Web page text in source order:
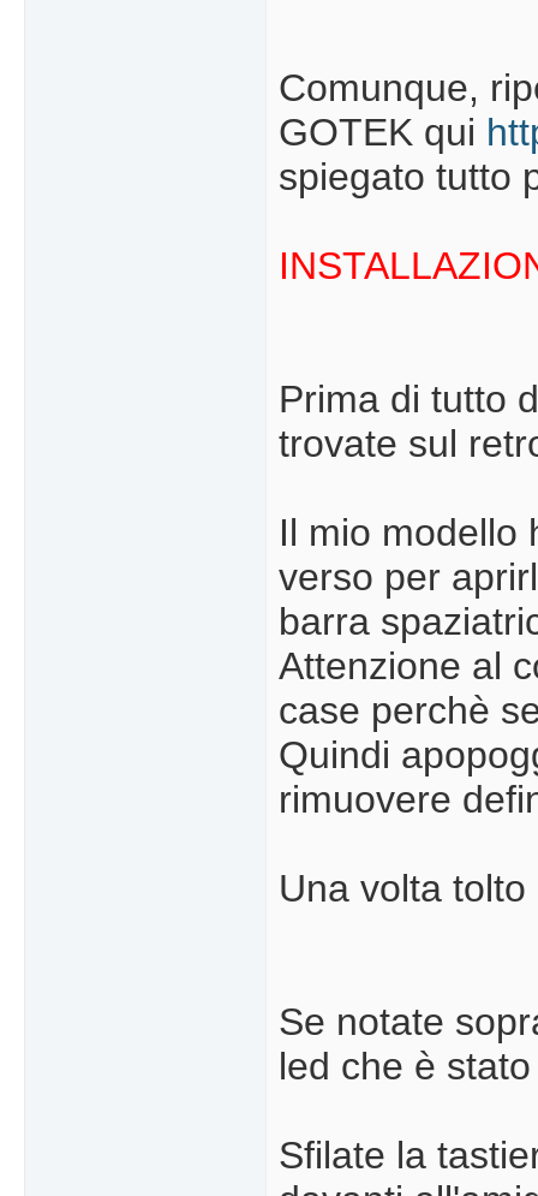
Comunque,
GOTEK qui
spiegato tutto
Prima di tutto
trovate sul
Il mio modello
verso per
barra
Attenzione al
case perchè
Quindi
rimuovere
Una volta
Se notate
led che è
Sfilate la